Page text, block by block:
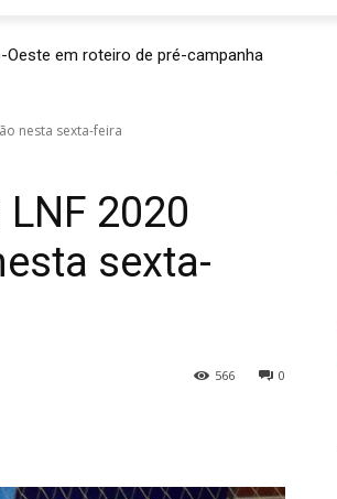
Oeste em roteiro de pré-campanha
nesta sexta-feira
2020
sexta-
0
566